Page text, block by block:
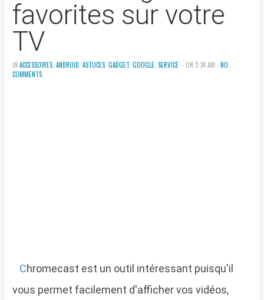
favorites sur votre
TV
IN ACCESSOIRES ANDROID ASTUCES GADGET GOOGLE SERVICE - ON 2:34 AM -NO
COMMENTS
Chromecast est un outil intéressant puisqu'il
vous permet facilement d'afficher vos vidéos,